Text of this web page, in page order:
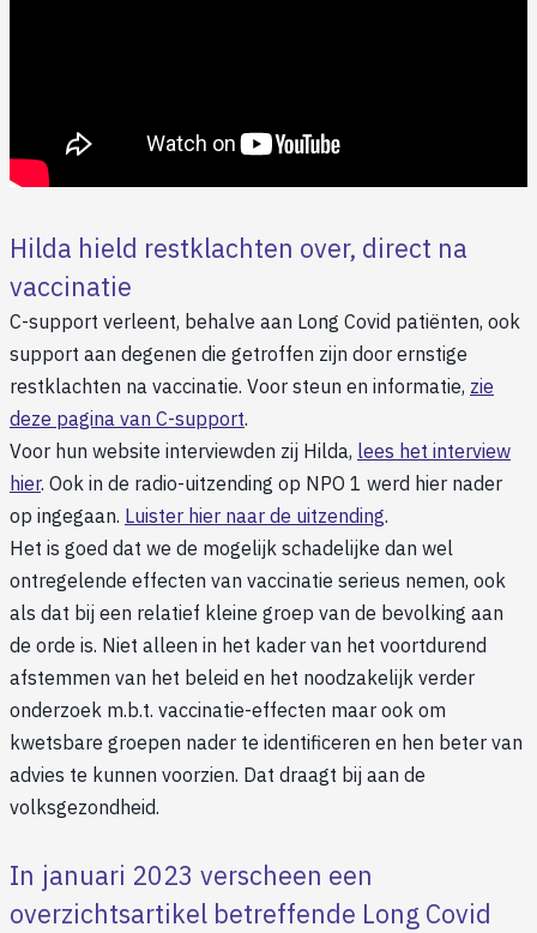
Hilda hield restklachten over, direct na
vaccinatie
C-support verleent, behalve aan Long Covid patiënten, ook
support aan degenen die getroffen zijn door ernstige
restklachten na vaccinatie. Voor steun en informatie, zie
deze pagina van C-support.
Voor hun website interviewden zij Hilda, lees het interview
hier. Ook in de radio-uitzending op NPO 1 werd hier nader
op ingegaan. Luister hier naar de uitzending.
Het is goed dat we de mogelijk schadelijke dan wel
ontregelende effecten van vaccinatie serieus nemen, ook
als dat bij een relatief kleine groep van de bevolking aan
de orde is. Niet alleen in het kader van het voortdurend
afstemmen van het beleid en het noodzakelijk verder
onderzoek m.b.t. vaccinatie-effecten maar ook om
kwetsbare groepen nader te identificeren en hen beter van
advies te kunnen voorzien. Dat draagt bij aan de
volksgezondheid.
In januari 2023 verscheen een
overzichtsartikel betreffende Long Covid